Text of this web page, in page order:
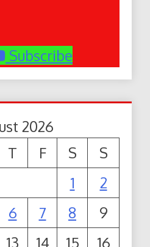
Subscribe
2026
T F S
S
1
2
6 7 8
9
13 14 15
16